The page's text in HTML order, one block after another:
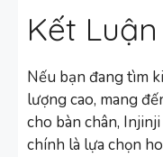
Kết Luận
Nếu bạn đang tìm
lượng cao, mang
cho bàn chân,
chính là lựa chọn